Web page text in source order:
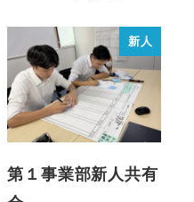
新人
第１事業部新人共有